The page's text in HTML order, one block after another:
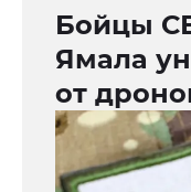
Бойцы
Ямала
от